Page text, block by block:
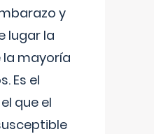
y
lugar la
mayoría
Es el
que el